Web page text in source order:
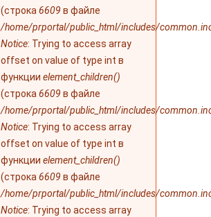
(строка 6609 в файле
/home/prportal/public_html/includes/
Notice: Trying to access array
offset on value of type int в
функции element_children()
(строка 6609 в файле
/home/prportal/public_html/includes/
Notice: Trying to access array
offset on value of type int в
функции element_children()
(строка 6609 в файле
/home/prportal/public_html/includes/
Notice: Trying to access array